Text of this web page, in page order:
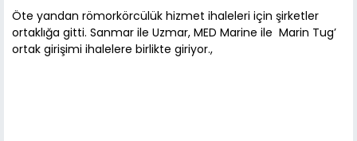
Öte yandan römorkörcülük hizmet ihaleleri için şirketler
ortaklığa gitti. Sanmar ile Uzmar, MED Marine ile Marin Tug’
ortak girişimi ihalelere birlikte giriyor.,